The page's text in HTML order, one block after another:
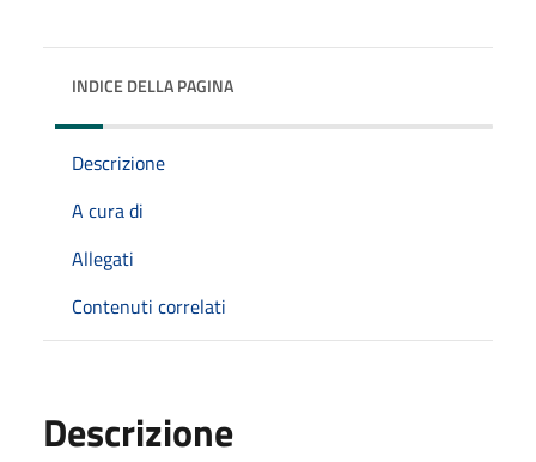
INDICE DELLA PAGINA
Descrizione
A cura di
Allegati
Contenuti correlati
Descrizione